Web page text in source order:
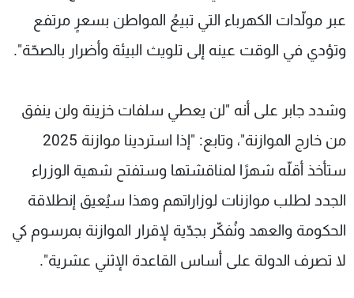
عبر مولّدات الكهرباء التي تبيعُ المواطن بسعرٍ مرتفع
وتؤدي في الوقت عينه إلى تلويث البيئة وأضرار بالصحّة".
وشدد جابر على أنه "لن يعطي سلفات خزينة ولن ينفق
من خارج الموازنة"، وتابع: "إذا استردينا موازنة 2025
ستأخذ أقلّه شهرًا لمناقشتها وستفتح شهية الوزراء
الجدد لطلب موازنات لوزاراتهم وهذا سيُعيق إنطلاقة
الحكومة والعهد ونُفكّر بجدّية لإقرار الموازنة بمرسوم كي
لا تصرف الدولة على أساس القاعدة الإثني عشرية".